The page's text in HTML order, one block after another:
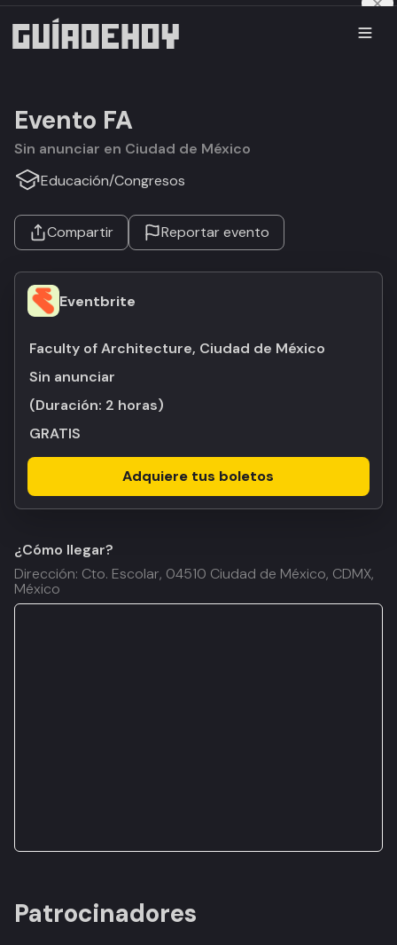
Evento FA
Sin anunciar en Ciudad de México
Educación/Congresos
Compartir Reportar evento
Eventbrite
Faculty of Architecture, Ciudad de México
Sin anunciar
(Duración: 2 horas)
GRATIS
Adquiere tus boletos
¿Cómo llegar?
Dirección: Cto. Escolar, 04510 Ciudad de México, CDMX,
México
Patrocinadores